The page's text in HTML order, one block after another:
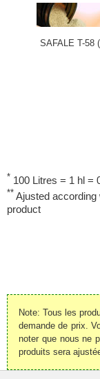
SAFALE T-58
* 100 Litres = 1 hl =
** Ajusted
product
Note: Tous les
demande de prix.
noter que nous ne
produits sera